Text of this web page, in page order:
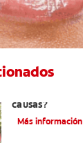
causas?
Más información